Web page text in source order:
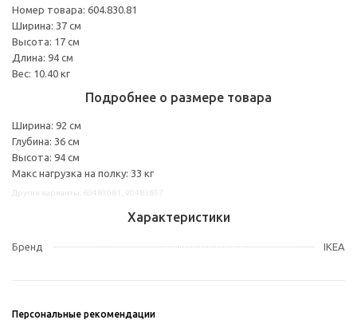
Номер товара: 604.830.81
Ширина: 37 см
Высота: 17 см
Длина: 94 см
Вес: 10.40 кг
Подробнее о размере товара
Ширина: 92 см
Глубина: 36 см
Высота: 94 см
Макс нагрузка на полку: 33 кг
Характеристики
Бренд IKEA
Персональные рекомендации